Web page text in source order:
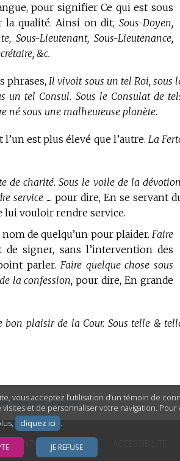
vous acceptez l’utilisation d’un témoin de
et de personnaliser votre navigation. Pour
cliquez ici .
JE REFUSE
pour signifier Ce qui est sous
la qualité. Ainsi on dit,Sous-Doyen,
Sous-Lieutenant, Sous-Lieutenance,
&c.
phrases, Il vivoit sous un tel Roi, sous
un tel Consul. Sous le Consulat de
né sous une malheureuse planète.
est plus élevé que l’autre. La
de charité. Sous le voile de la
service .... pour dire, En se servant
lui vouloir rendre service.
de quelqu’un pour plaider.Faire
signer, sans l’intervention des
parler. Faire quelque chose sous
la confession, pour dire, En grande
bon plaisir de la Cour. Sous telle &
dans le dictionnaire.
MENTIONS LÉGALES